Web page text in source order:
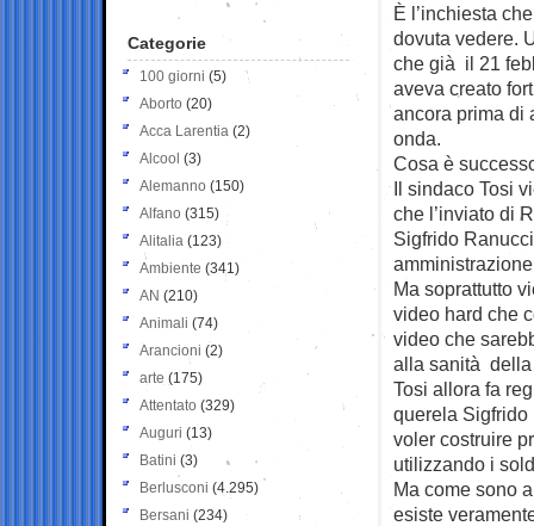
È l’inchiesta
dovuta vedere.
che già il 21
aveva creato
ancora prima di
onda.
Cosa è
Il sindaco Tosi
che l’inviato di
Sigfrido
Ma soprattutto
video hard che
video che
alla sanità
Tosi allora fa
querela Sigfrido
voler costruire
utilizzando i
Ma come sono
esiste
Categorie
100 giorni (5)
Aborto (20)
Acca Larentia (2)
Alcool (3)
Alemanno (150)
Alfano (315)
Alitalia (123)
Ambiente (341)
AN (210)
Animali (74)
Arancioni (2)
arte (175)
Attentato (329)
Auguri (13)
Batini (3)
Berlusconi (4.295)
Bersani (234)